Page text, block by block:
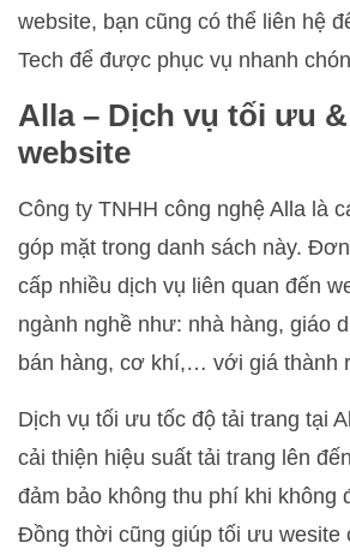
website, bạn cũng có thể liên hệ
Tech để được phục vụ nhanh
Alla – Dịch vụ tối ưu
website
Công ty TNHH công nghệ Alla là
góp mặt trong danh sách này.
cấp nhiều dịch vụ liên quan đến
ngành nghề như: nhà hàng, giáo
bán hàng, cơ khí,… với giá thành
Dịch vụ tối ưu tốc độ tải trang tại
cải thiện hiệu suất tải trang lên
đảm bảo không thu phí khi không
Đồng thời cũng giúp tối ưu wesite